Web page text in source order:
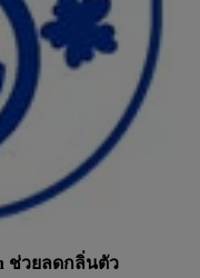
ช่วยลดกลิ่นตัว